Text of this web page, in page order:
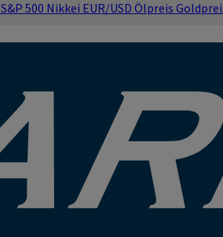
S&P 500 Nikkei EUR/USD Ölpreis